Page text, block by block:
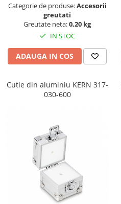
Categorie de produse:Accesorii
greutati
Greutate neta:0,20 kg
IN STOC
ADAUGA IN COS
Cutie din aluminiu KERN 317-
030-600